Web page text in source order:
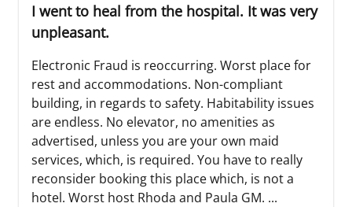
I went to heal from the hospital. It was very
unpleasant.
Electronic Fraud is reoccurring. Worst place for
rest and accommodations. Non-compliant
building, in regards to safety. Habitability issues
are endless. No elevator, no amenities as
advertised, unless you are your own maid
services, which, is required. You have to really
reconsider booking this place which, is not a
hotel. Worst host Rhoda and Paula GM. ...